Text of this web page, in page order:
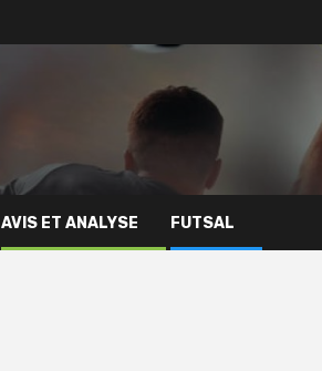
AVIS ET ANALYSE FUTSAL